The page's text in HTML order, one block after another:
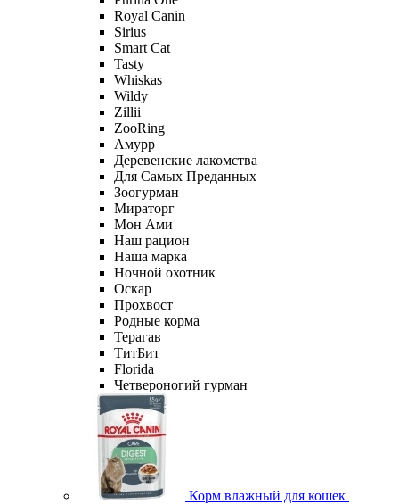
Royal Canin
Sirius
Smart Cat
Tasty
Whiskas
Wildy
Zillii
ZooRing
Амурр
Деревенские лакомства
Для Самых Преданных
Зоогурман
Мираторг
Мон Ами
Наш рацион
Наша марка
Ночной охотник
Оскар
Прохвост
Родные корма
Терагав
ТитБит
Florida
Четвероногий гурман
Корм влажный для кошек